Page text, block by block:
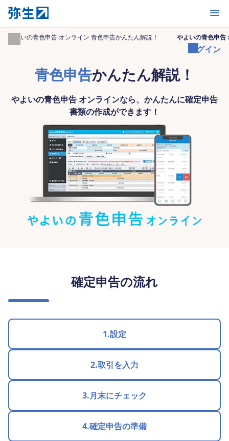
開く
やよいの青色申告 オンライン 青色申告かんたん解説！ やよいの青色申告
ログイン
青色申告かんたん解説！
やよいの青色申告 オンラインなら、かんたんに確定申告
書類の作成ができます！
確定申告の流れ
1.設定
2.取引を入力
3.月末にチェック
4.確定申告の準備